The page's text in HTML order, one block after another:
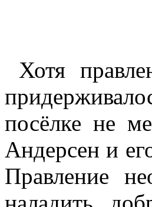
Хотя
посёлке не
Андерсен и
Правление